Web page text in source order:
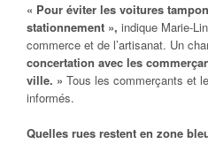
« Pour éviter les voitures
stationnement », indique Marie-
commerce et de l’artisanat. Un
concertation avec les
ville. » Tous les commerçants et
informés.
Quelles rues restent en zone